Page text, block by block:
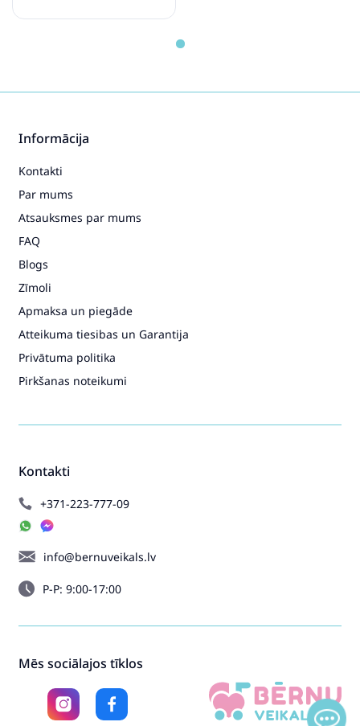
Kontakti
+371-223-777-09
info@bernuveikals.lv
P-P: 9:00-17:00
Informācija
Kontakti
Par mums
Atsauksmes par mums
FAQ
Blogs
Zīmoli
Apmaksa un piegāde
Atteikuma tiesibas un Garantija
Privātuma politika
Pirkšanas noteikumi
Mēs sociālajos tīklos